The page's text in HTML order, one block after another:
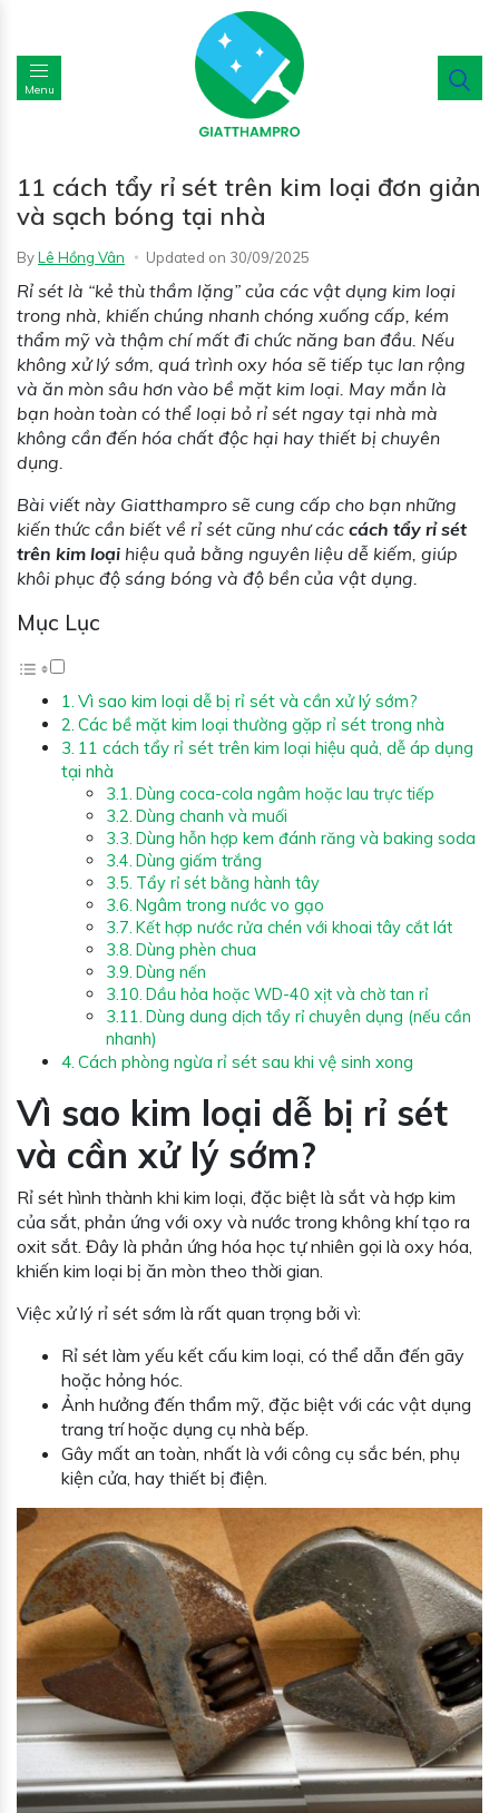
Menu
11 cách tẩy rỉ sét trên kim loại đơn giản
và sạch bóng tại nhà
ByLê Hồng Vân Updated on 30/09/2025
Rỉ sét là “kẻ thù thầm lặng” của các vật dụng kim loại
trong nhà, khiến chúng nhanh chóng xuống cấp, kém
thẩm mỹ và thậm chí mất đi chức năng ban đầu. Nếu
không xử lý sớm, quá trình oxy hóa sẽ tiếp tục lan rộng
và ăn mòn sâu hơn vào bề mặt kim loại. May mắn là
bạn hoàn toàn có thể loại bỏ rỉ sét ngay tại nhà mà
không cần đến hóa chất độc hại hay thiết bị chuyên
dụng.
Bài viết này Giatthampro sẽ cung cấp cho bạn những
kiến thức cần biết về rỉ sét cũng như các cách tẩy rỉ sét
trên kim loại hiệu quả bằng nguyên liệu dễ kiếm, giúp
khôi phục độ sáng bóng và độ bền của vật dụng.
Mục Lục
Vì sao kim loại dễ bị rỉ sét và cần xử lý sớm?
Các bề mặt kim loại thường gặp rỉ sét trong nhà
11 cách tẩy rỉ sét trên kim loại hiệu quả, dễ áp dụng
tại nhà
Dùng coca-cola ngâm hoặc lau trực tiếp
Dùng chanh và muối
Dùng hỗn hợp kem đánh răng và baking soda
Dùng giấm trắng
Tẩy rỉ sét bằng hành tây
Ngâm trong nước vo gạo
Kết hợp nước rửa chén với khoai tây cắt lát
Dùng phèn chua
Dùng nến
Dầu hỏa hoặc WD-40 xịt và chờ tan rỉ
Dùng dung dịch tẩy rỉ chuyên dụng (nếu cần
nhanh)
Cách phòng ngừa rỉ sét sau khi vệ sinh xong
Vì sao kim loại dễ bị rỉ sét
và cần xử lý sớm?
Rỉ sét hình thành khi kim loại, đặc biệt là sắt và hợp kim
của sắt, phản ứng với oxy và nước trong không khí tạo ra
oxit sắt. Đây là phản ứng hóa học tự nhiên gọi là oxy hóa,
khiến kim loại bị ăn mòn theo thời gian.
Việc xử lý rỉ sét sớm là rất quan trọng bởi vì:
Rỉ sét làm yếu kết cấu kim loại, có thể dẫn đến gãy
hoặc hỏng hóc.
Ảnh hưởng đến thẩm mỹ, đặc biệt với các vật dụng
trang trí hoặc dụng cụ nhà bếp.
Gây mất an toàn, nhất là với công cụ sắc bén, phụ
kiện cửa, hay thiết bị điện.